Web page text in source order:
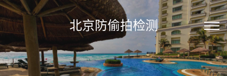
北京防偷拍检测